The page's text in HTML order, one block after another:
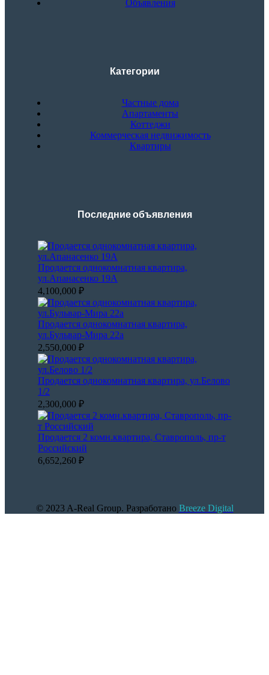
Объявления
Категории
Частные дома
Апартаменты
Коттеджи
Коммерческая недвижимость
Квартиры
Последние объявления
Продается однокомнатная квартира,
ул.Апанасенко 19А
4,100,000 ₽
Продается однокомнатная квартира,
ул.Бульвар-Мира 22а
2,550,000 ₽
Продается однокомнатная квартира, ул.Белово
1/2
2,300,000 ₽
Продается 2 комн.квартира, Ставрополь, пр-т
Российский
6,652,260 ₽
© 2023 A-Real Group. Разработано Breeze Digital